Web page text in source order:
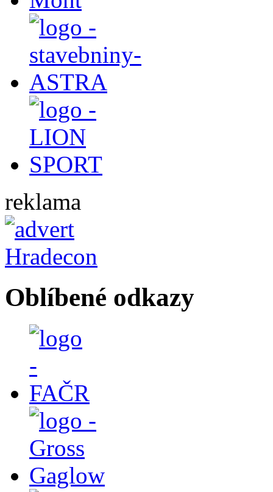
reklama
Oblíbené odkazy